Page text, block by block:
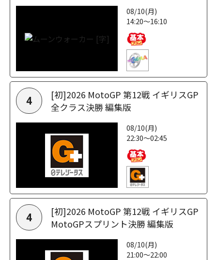
08/10(月)
14:20～16:10
4
[初]2026 MotoGP 第12戦 イギリスGP
全クラス決勝 編集版
08/10(月)
22:30～02:45
4
[初]2026 MotoGP 第12戦 イギリスGP
MotoGPスプリント決勝 編集版
08/10(月)
21:00～22:00